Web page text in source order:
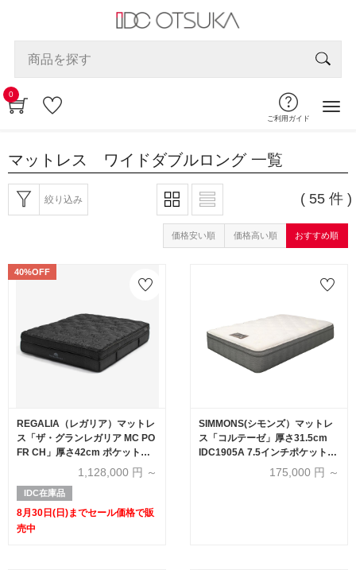
0
ご利用ガイド
マットレス ワイドダブルロング 一覧
絞り込み ( 55 件 )
価格安い順 価格高い順 おすすめ順
40%OFF
REGALIA（レガリア）マットレ
ス「ザ・グランレガリア MC PO
FR CH」厚さ42cm ポケットコ
イル 全6サイズ【セール対象品
のため40%OFF】
1,128,000 円 ～
IDC在庫品
8月30日(日)までセール価格で販
売中
SIMMONS(シモンズ）マットレ
ス「コルテーゼ」厚さ31.5cm
IDC1905A 7.5インチポケットコ
175,000 円 ～